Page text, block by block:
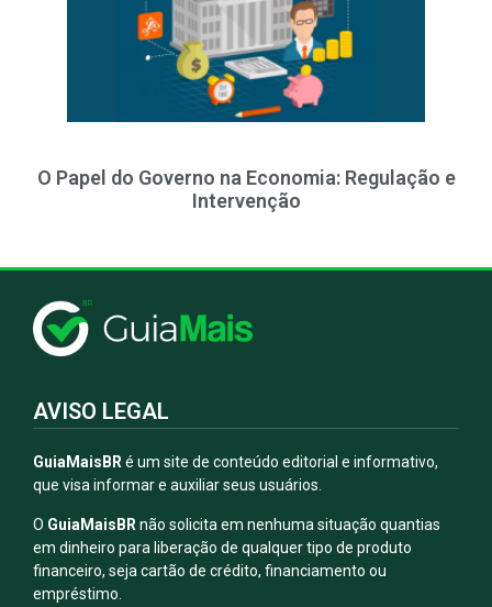
O Papel do Governo na Economia: Regulação e
Intervenção
AVISO LEGAL
GuiaMaisBRé um site de conteúdo editorial e informativo,
que visa informar e auxiliar seus usuários.
O GuiaMaisBR não solicita em nenhuma situação quantias
em dinheiro para liberação de qualquer tipo de produto
financeiro, seja cartão de crédito, financiamento ou
empréstimo.